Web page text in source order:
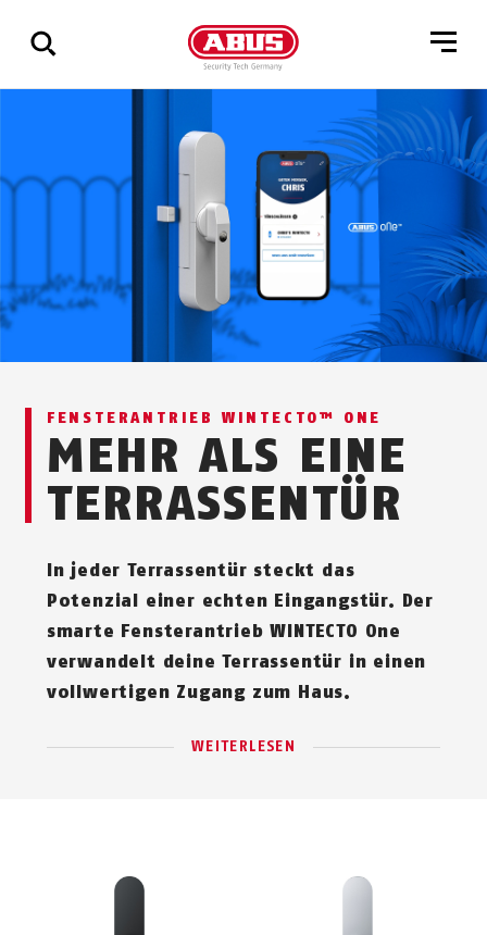
Ergebnisse
FENSTERANTRIEB WINTECTO™ ONE
MEHR ALS EINE
TERRASSENTÜR
In jeder Terrassentür steckt das
Potenzial einer echten Eingangstür. Der
smarte Fensterantrieb WINTECTO One
verwandelt deine Terrassentür in einen
vollwertigen Zugang zum Haus.
WEITERLESEN